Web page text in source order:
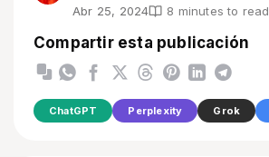
Abr 25, 2024 8 minutes to read
Compartir esta publicación
ChatGPT Perplexity Grok